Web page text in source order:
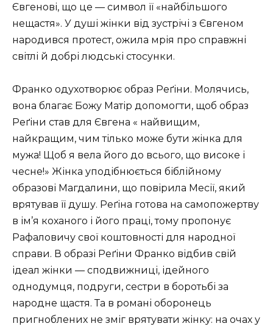
Євгенові, що це — символ її «найбільшого
нещастя». У душі жінки від зустрічі з Євгеном
народився протест, ожила мрія про справжні
світлі й добрі людські стосунки.
Франко одухотворює образ Реґіни. Молячись,
вона благає Божу Матір допомогти, щоб образ
Реґіни став для Євгена « найвищим,
найкращим, чим тілько може бути жінка для
мужа! Щоб я вела його до всього, що високе і
чесне!» Жінка уподібнюється біблійному
образові Магдалини, що повірила Месії, який
врятував її душу. Реґіна готова на самопожертву
в ім’я коханого і його праці, тому пропонує
Рафаловичу свої коштовності для народної
справи. В образі Реґіни Франко відбив свій
ідеал жінки — сподвижниці, ідейного
однодумця, подруги, сестри в боротьбі за
народне щастя. Та в романі оборонець
пригноблених не зміг врятувати жінку: на очах у